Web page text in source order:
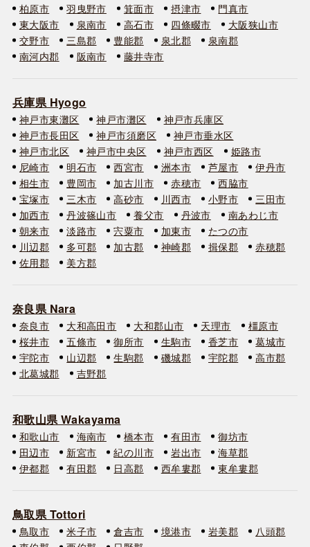
柏原市
羽曳野市 箕面市 摂津市
門真市
東大阪市
泉南市 高石市 四條畷市
大阪狭山市
交野市
三島郡 豊能郡 泉北郡
泉南郡
南河内郡
阪南市 藤井寺市
兵庫県 Hyogo
神戸市東灘区 神戸市灘区
神戸市兵庫区
神戸市長田区
神戸市須磨区
神戸市垂水区
神戸市北区
神戸市中央区 神戸市西区
姫路市
尼崎市
明石市 西宮市 洲本市 芦屋市
伊丹市
相生市
豊岡市 加古川市 赤穂市
西脇市
宝塚市
三木市 高砂市 川西市 小野市
三田市
加西市
丹波篠山市 養父市 丹波市
南あわじ市
朝来市
淡路市 宍粟市 加東市
たつの市
川辺郡
多可郡 加古郡 神崎郡 揖保郡
赤穂郡
佐用郡
美方郡
奈良県 Nara
奈良市 大和高田市 大和郡山市 天理市
橿原市
桜井市
五條市 御所市 生駒市 香芝市
葛城市
宇陀市
山辺郡 生駒郡 磯城郡 宇陀郡
高市郡
北葛城郡
吉野郡
和歌山県 Wakayama
和歌山市 海南市 橋本市 有田市
御坊市
田辺市
新宮市 紀の川市 岩出市
海草郡
伊都郡
有田郡 日高郡 西牟婁郡 東牟婁郡
鳥取県 Tottori
鳥取市 米子市 倉吉市 境港市 岩美郡
八頭郡